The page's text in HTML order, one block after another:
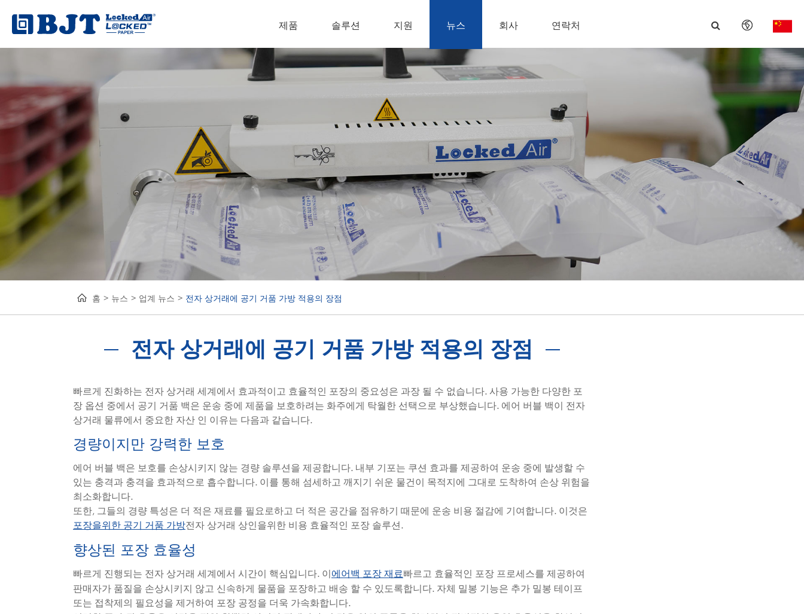
제품 솔루션 지원 뉴스 회사 연락처
English
日本語
français
Deutsch
português
홈 뉴스 업계 뉴스 전자 상거래에 공기 거품 가방 적용의 장점
전자 상거래에 공기 거품 가방 적용의 장점
빠르게 진화하는 전자 상거래 세계에서 효과적이고 효율적인 포장의 중요성은 과장 될 수 없습니다. 사용 가능한 다양한 포
장 옵션 중에서 공기 거품 백은 운송 중에 제품을 보호하려는 화주에게 탁월한 선택으로 부상했습니다. 에어 버블 백이 전자
상거래 물류에서 중요한 자산 인 이유는 다음과 같습니다.
경량이지만 강력한 보호
에어 버블 백은 보호를 손상시키지 않는 경량 솔루션을 제공합니다. 내부 기포는 쿠션 효과를 제공하여 운송 중에 발생할 수
있는 충격과 충격을 효과적으로 흡수합니다. 이를 통해 섬세하고 깨지기 쉬운 물건이 목적지에 그대로 도착하여 손상 위험을
최소화합니다.
또한, 그들의 경량 특성은 더 적은 재료를 필요로하고 더 적은 공간을 점유하기 때문에 운송 비용 절감에 기여합니다. 이것은
포장을위한 공기 거품 가방전자 상거래 상인을위한 비용 효율적인 포장 솔루션.
향상된 포장 효율성
빠르게 진행되는 전자 상거래 세계에서 시간이 핵심입니다. 이에어백 포장 재료빠르고 효율적인 포장 프로세스를 제공하여
판매자가 품질을 손상시키지 않고 신속하게 물품을 포장하고 배송 할 수 있도록합니다. 자체 밀봉 기능은 추가 밀봉 테이프
또는 접착제의 필요성을 제거하여 포장 공정을 더욱 가속화합니다.